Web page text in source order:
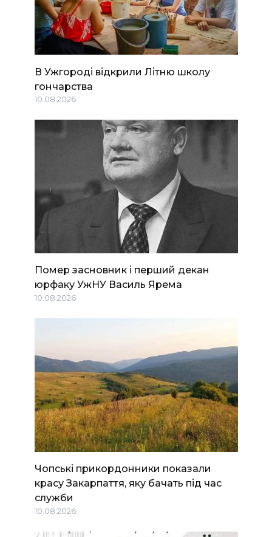
В Ужгороді відкрили Літню школу
гончарства
10.08.2026
Помер засновник і перший декан
юрфаку УжНУ Василь Ярема
10.08.2026
Чопські прикордонники показали
красу Закарпаття, яку бачать під час
служби
10.08.2026